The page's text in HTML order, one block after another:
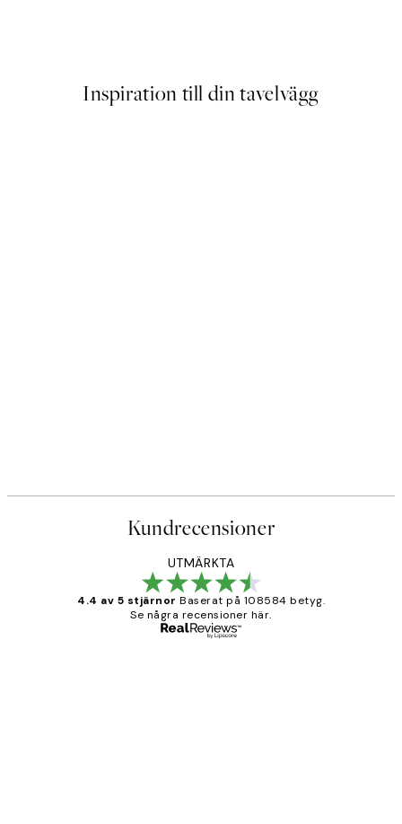
Inspiration till din tavelvägg
Kundrecensioner
UTMÄRKTA
4.4 av 5 stjärnor Baserat på 108584 betyg.
Se några recensioner här.